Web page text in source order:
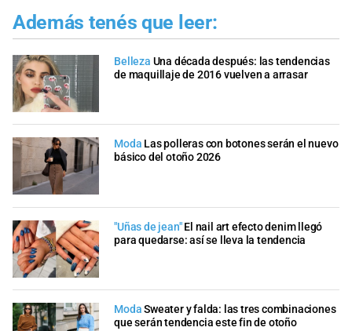
Además tenés que leer:
Belleza Una década después: las tendencias
de maquillaje de 2016 vuelven a arrasar
Moda Las polleras con botones serán el nuevo
básico del otoño 2026
"Uñas de jean" El nail art efecto denim llegó
para quedarse: así se lleva la tendencia
ModaSweater y falda: las tres combinaciones
que serán tendencia este fin de otoño